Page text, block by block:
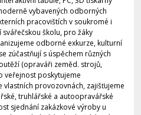
vybavených odborných
pracovištích v soukromé i
školu, pro žáky
odborné exkurze, kulturní
zúčastňují s úspěchem různých
(opraváři zeměd. strojů,
veřejnost poskytujeme
vlastních provozovnách, zajišťujeme
truhlářské a autoopravářské
sjednání zakázkové výroby u